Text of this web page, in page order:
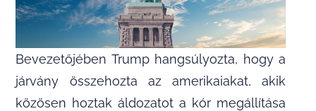
Bevezetőjében Trump hangsúlyozta, hogy a
járvány összehozta az amerikaiakat, akik
közösen hoztak áldozatot a kór megállítása